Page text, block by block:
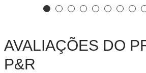
AVALIAÇÕES DO
P&R